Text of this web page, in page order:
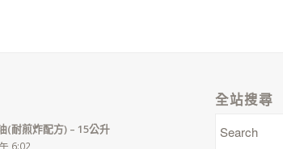
(耐煎炸配方) – 15公升
6:02
全站搜尋